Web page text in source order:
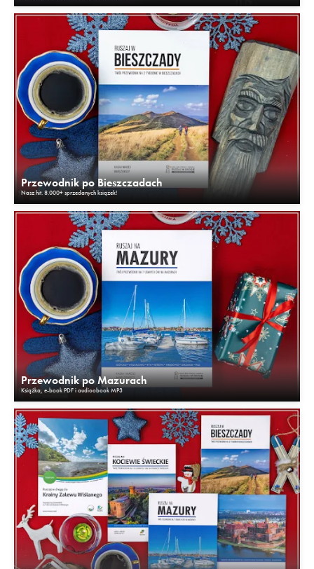
Przewodnik po Bieszczadach
Nasz hit. 8.000+ sprzedanych książek!
Przewodnik po Mazurach
Książka, e-book PDF i audioobook MP3